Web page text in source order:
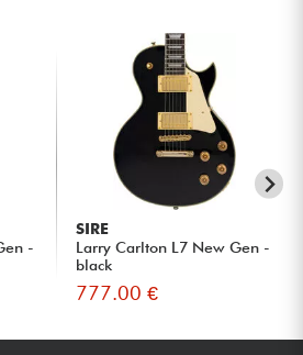
-
SIRE
Larry Carlton L7 New Gen -
black
777.00 €